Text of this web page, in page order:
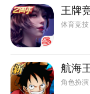
王牌
体育竞
航海
角色扮